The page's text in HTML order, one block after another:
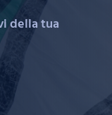
della tua